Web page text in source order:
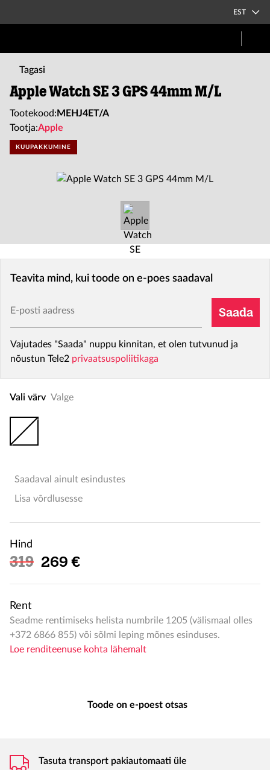
EST
Tagasi
Apple Watch SE 3 GPS 44mm M/L
Tootekood: MEHJ4ET/A
Tootja:Apple
KUUPAKKUMINE
Teavita mind, kui toode on e-poes saadaval
E-posti aadress
Saada
Vajutades "Saada" nuppu kinnitan, et olen tutvunud ja
nõustun Tele2 privaatsuspoliitikaga
Vali värv Valge
Saadaval ainult esindustes
Lisa võrdlusesse
Hind
319 Soodushind
269 €
Rent
Seadme rentimiseks helista numbrile 1205 (välismaal olles
+372 6866 855) või sõlmi leping mõnes esinduses.
Loe renditeenuse kohta lähemalt
Toode on e-poest otsas
Tasuta transport pakiautomaati üle